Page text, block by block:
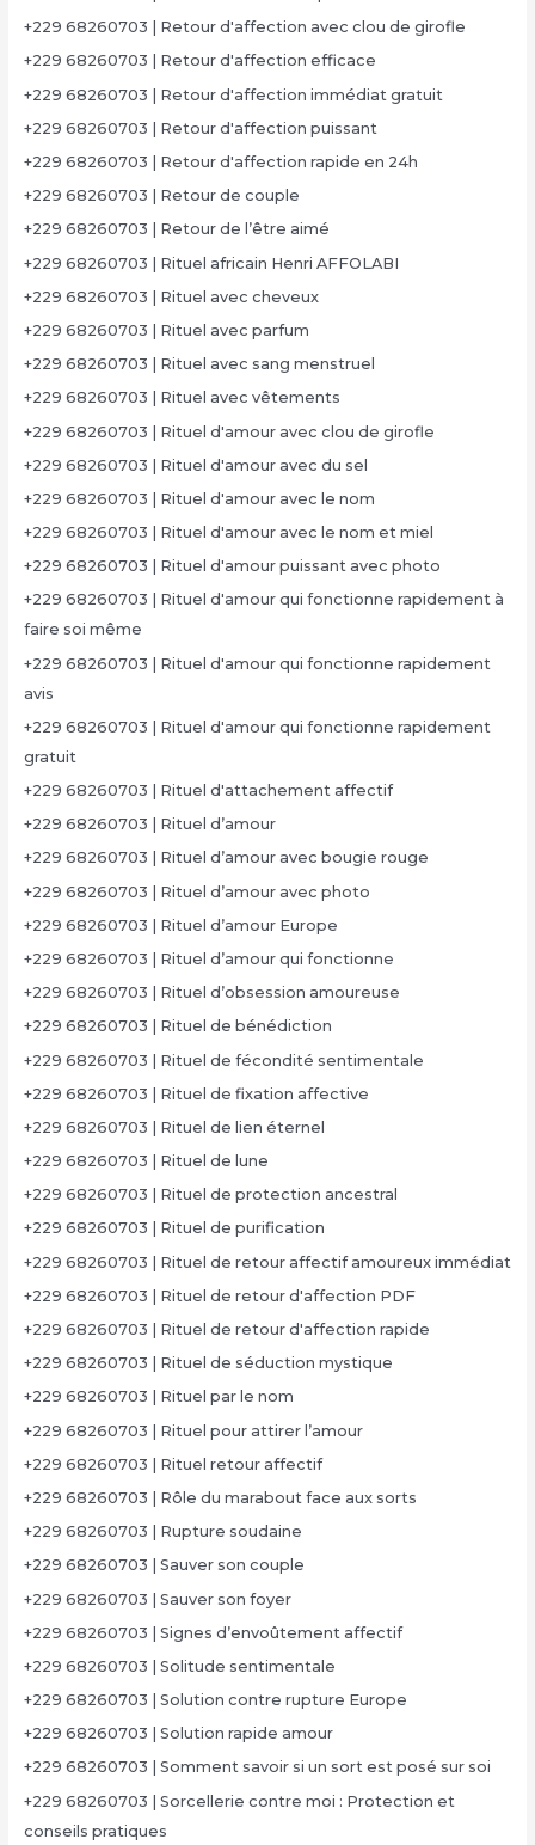
+229 68260703 | Retour d'affection avec clou de girofle
+229 68260703 | Retour d'affection efficace
+229 68260703 | Retour d'affection immédiat gratuit
+229 68260703 | Retour d'affection puissant
+229 68260703 | Retour d'affection rapide en 24h
+229 68260703 | Retour de couple
+229 68260703 | Retour de l’être aimé
+229 68260703 | Rituel africain Henri AFFOLABI
+229 68260703 | Rituel avec cheveux
+229 68260703 | Rituel avec parfum
+229 68260703 | Rituel avec sang menstruel
+229 68260703 | Rituel avec vêtements
+229 68260703 | Rituel d'amour avec clou de girofle
+229 68260703 | Rituel d'amour avec du sel
+229 68260703 | Rituel d'amour avec le nom
+229 68260703 | Rituel d'amour avec le nom et miel
+229 68260703 | Rituel d'amour puissant avec photo
+229 68260703 | Rituel d'amour qui fonctionne rapidement à
faire soi même
+229 68260703 | Rituel d'amour qui fonctionne rapidement
avis
+229 68260703 | Rituel d'amour qui fonctionne rapidement
gratuit
+229 68260703 | Rituel d'attachement affectif
+229 68260703 | Rituel d’amour
+229 68260703 | Rituel d’amour avec bougie rouge
+229 68260703 | Rituel d’amour avec photo
+229 68260703 | Rituel d’amour Europe
+229 68260703 | Rituel d’amour qui fonctionne
+229 68260703 | Rituel d’obsession amoureuse
+229 68260703 | Rituel de bénédiction
+229 68260703 | Rituel de fécondité sentimentale
+229 68260703 | Rituel de fixation affective
+229 68260703 | Rituel de lien éternel
+229 68260703 | Rituel de lune
+229 68260703 | Rituel de protection ancestral
+229 68260703 | Rituel de purification
+229 68260703 | Rituel de retour affectif amoureux immédiat
+229 68260703 | Rituel de retour d'affection PDF
+229 68260703 | Rituel de retour d'affection rapide
+229 68260703 | Rituel de séduction mystique
+229 68260703 | Rituel par le nom
+229 68260703 | Rituel pour attirer l’amour
+229 68260703 | Rituel retour affectif
+229 68260703 | Rôle du marabout face aux sorts
+229 68260703 | Rupture soudaine
+229 68260703 | Sauver son couple
+229 68260703 | Sauver son foyer
+229 68260703 | Signes d’envoûtement affectif
+229 68260703 | Solitude sentimentale
+229 68260703 | Solution contre rupture Europe
+229 68260703 | Solution rapide amour
+229 68260703 | Somment savoir si un sort est posé sur soi
+229 68260703 | Sorcellerie contre moi : Protection et
conseils pratiques